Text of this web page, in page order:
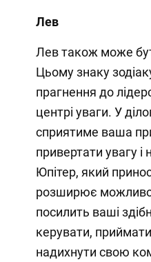
Лев
Лев також може
Цьому знаку
прагнення до
центрі уваги. У
сприятиме ваша
привертати увагу і
Юпітер, який
розширює
посилить ваші
керувати,
надихнути свою